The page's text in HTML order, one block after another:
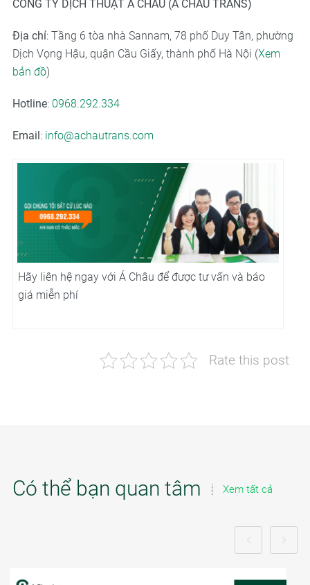
CÔNG TY DỊCH THUẬT Á CHÂU (A CHAU TRANS)
Địa chỉ: Tầng 6 tòa nhà Sannam, 78 phố Duy Tân, phường
Dịch Vọng Hậu, quận Cầu Giấy, thành phố Hà Nội (Xem
bản đồ)
Hotline: 0968.292.334
Email : info@achautrans.com
Hãy liên hệ ngay với Á Châu để được tư vấn và báo
giá miễn phí
Rate this post
Có thể bạn quan tâm Xem tất cả